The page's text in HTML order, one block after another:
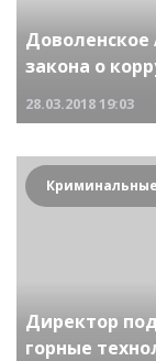
закона о
28.03.201819:03
Директор
горные